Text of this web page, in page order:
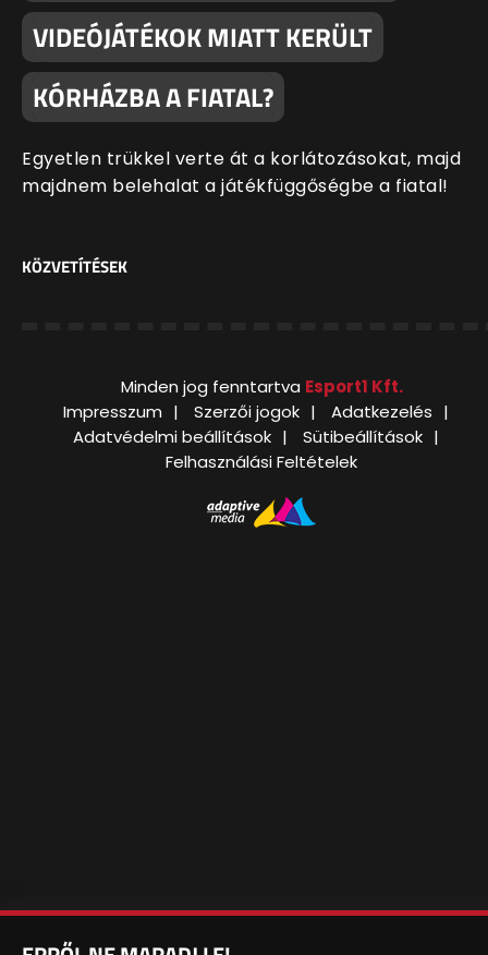
VIDEÓJÁTÉKOK MIATT KERÜLT
KÓRHÁZBA A FIATAL?
Egyetlen trükkel verte át a korlátozásokat, majd
majdnem belehalat a játékfüggőségbe a fiatal!
KÖZVETÍTÉSEK
Minden jog fenntartva Esport1 Kft.
Impresszum
Szerzői jogok
Adatkezelés
Adatvédelmi beállítások
Sütibeállítások
Felhasználási Feltételek